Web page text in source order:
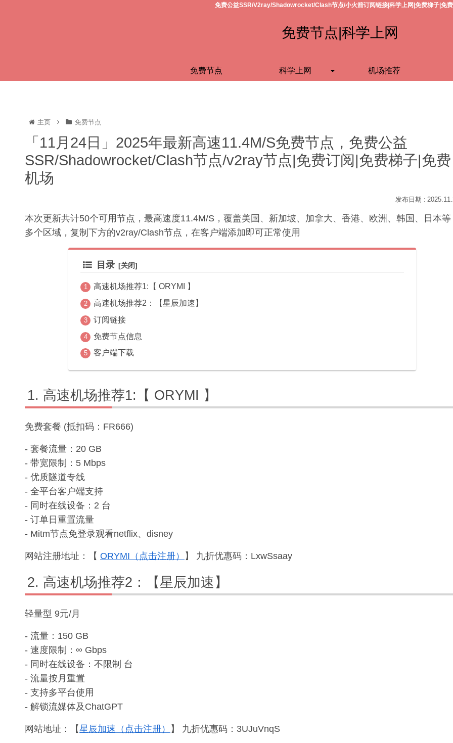
免费公益SSR/V2ray/Shadowrocket/Clash节点/小火箭订阅链接|科学上网|免费梯子|免
免费节点|科学上网
免费节点 科学上网 机场推荐
主页 免费节点
「11月24日」2025年最新高速11.4M/S免费节点，免费公益
SSR/Shadowrocket/Clash节点/v2ray节点|免费订阅|免费梯子|免费
机场
本次更新共计50个可用节点，最高速度11.4M/S，覆盖美国、新加坡、加拿大、香港、欧洲、韩国、日本等
多个区域，复制下方的v2ray/Clash节点，在客户端添加即可正常使用
目录
高速机场推荐1:【 ORYMI 】
高速机场推荐2：【星辰加速】
订阅链接
免费节点信息
客户端下载
高速机场推荐1:【 ORYMI 】
免费套餐 (抵扣码：FR666)
- 套餐流量：20 GB
- 带宽限制：5 Mbps
- 优质隧道专线
- 全平台客户端支持
- 同时在线设备：2 台
- 订单日重置流量
- Mitm节点免登录观看netflix、disney
网站注册地址：【 ORYMI（点击注册） 】 九折优惠码：LxwSsaay
高速机场推荐2：【星辰加速】
轻量型 9元/月
- 流量：150 GB
- 速度限制：∞ Gbps
- 同时在线设备：不限制 台
- 流量按月重置
- 支持多平台使用
- 解锁流媒体及ChatGPT
网站地址：【星辰加速（点击注册） 】 九折优惠码：3UJuVnqS